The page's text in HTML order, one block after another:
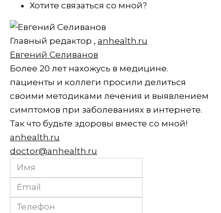
Хотите связаться со мной?
Главный редактор , anhealth.ru
Евгений Селиванов
Более 20 лет нахожусь в медицине.
пациенты и коллеги просили делиться
своими методиками лечения и выявлением
симптомов при заболеваниях в интернете.
Так что будьте здоровы вместе со мной!
anhealth.ru
doctor@anhealth.ru